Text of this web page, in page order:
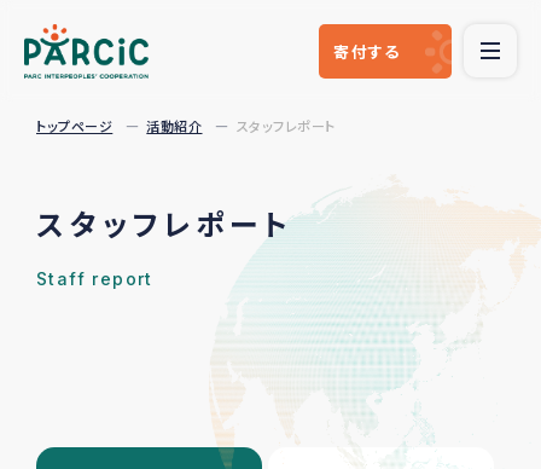
寄付する
トップページ 活動紹介 スタッフレポート
スタッフレポート
Staff report